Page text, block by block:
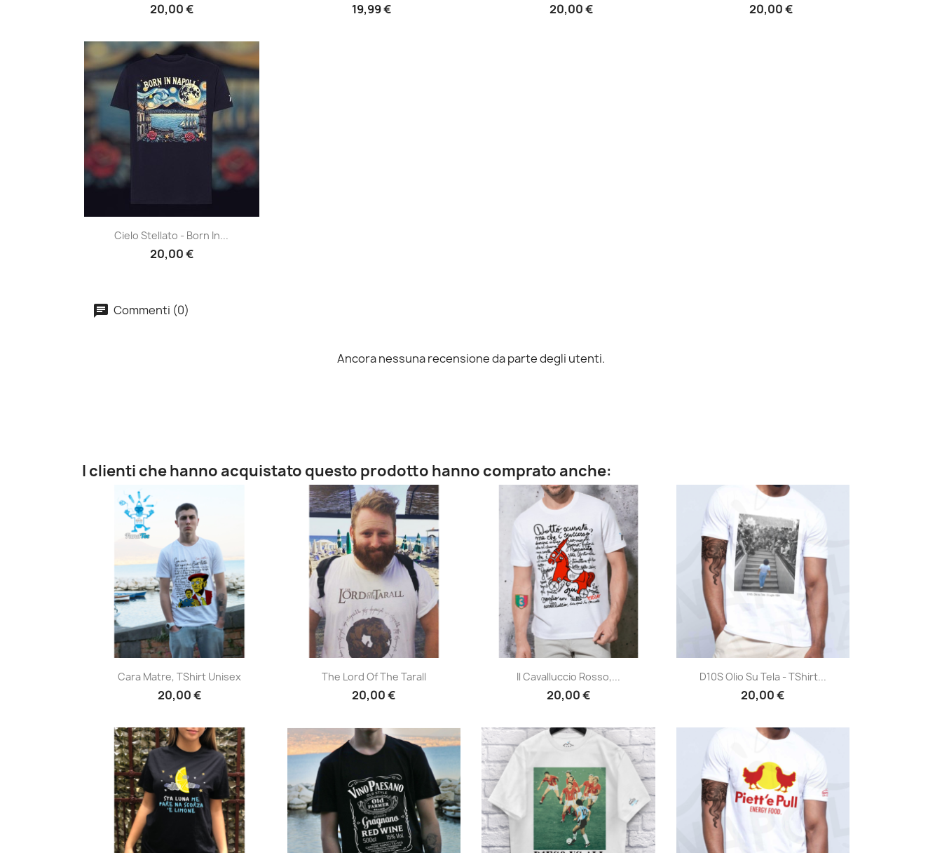
20,00 € 19,99 € 20,00 € 20,00 €
Anteprima
Cielo Stellato - Born In...
20,00 €
Commenti (0)
Ancora nessuna recensione da parte degli utenti.
I clienti che hanno acquistato questo prodotto hanno comprato anche:
Anteprima
Cara Matre, TShirt Unisex
20,00 €
Anteprima
The Lord Of The Tarall
20,00 €
Anteprima
Il Cavalluccio Rosso,...
20,00 €
Anteprima
D10S Olio Su Tela - TShirt...
20,00 €